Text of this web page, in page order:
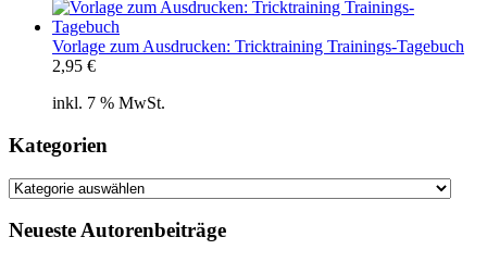
Vorlage zum Ausdrucken: Tricktraining Trainings-Tagebuch
2,95 €
inkl. 7 % MwSt.
Kategorien
Kategorien
Neueste Autorenbeiträge